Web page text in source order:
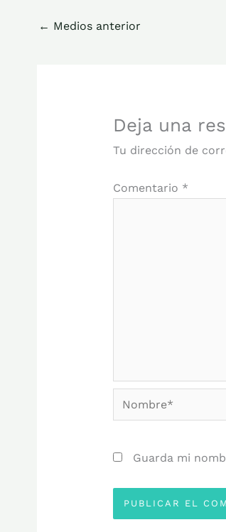
← Medios anterior
Deja una
Tu dirección de
Comentario *
Nombre*
Guarda mi